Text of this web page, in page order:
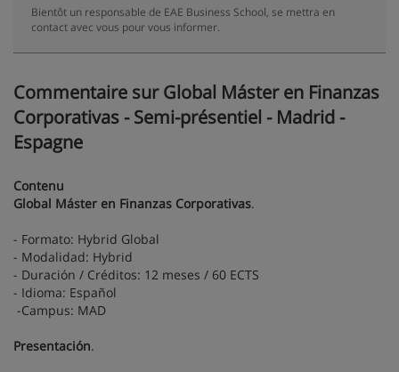
Bientôt un responsable de EAE Business School, se mettra en
contact avec vous pour vous informer.
Commentaire sur Global Máster en Finanzas
Corporativas - Semi-présentiel - Madrid -
Espagne
Contenu
Global Máster en Finanzas Corporativas.
- Formato: Hybrid Global
- Modalidad: Hybrid
- Duración / Créditos: 12 meses / 60 ECTS
- Idioma: Español
-Campus: MAD
Presentación.